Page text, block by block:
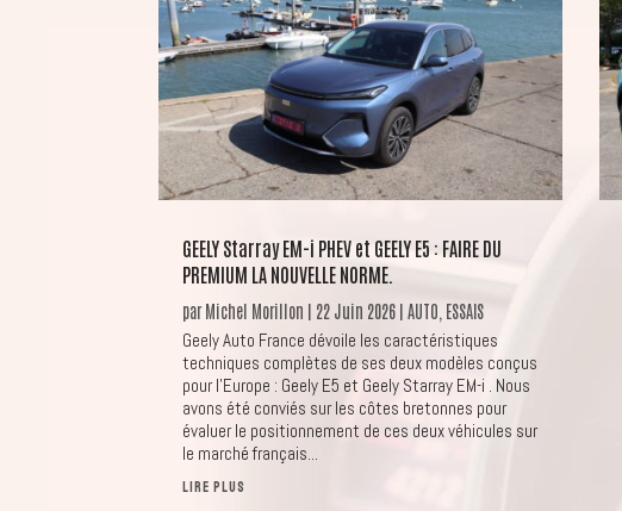
GEELY Starray EM-i PHEV et GEELY E5 : FAIRE DU
PREMIUM LA NOUVELLE NORME.
par Michel Morillon 22 Juin 2026 |AUTO ESSAIS
Geely Auto France dévoile les caractéristiques
techniques complètes de ses deux modèles conçus
pour l’Europe : Geely E5 et Geely Starray EM-i . Nous
avons été conviés sur les côtes bretonnes pour
évaluer le positionnement de ces deux véhicules sur
le marché français...
LIRE PLUS